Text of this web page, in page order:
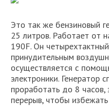
Это так же бензиновый
25 литров. Работает от
190F. Он
принудительным
осуществляется с
электроники. Генератор
проработать до 8
перерыв, чтобы избежать